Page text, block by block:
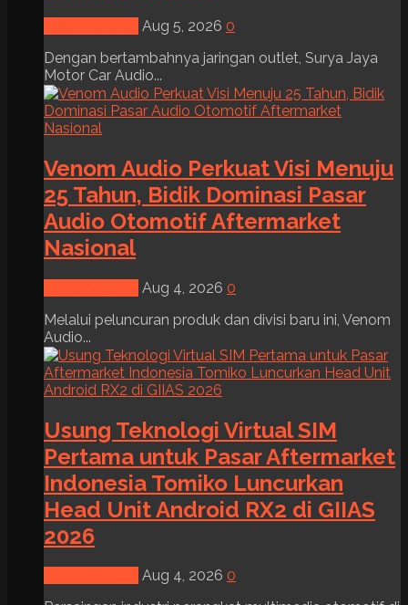
Aug 5, 2026 0
Dengan bertambahnya jaringan outlet, Surya Jaya
Motor Car Audio...
Venom Audio Perkuat Visi Menuju
25 Tahun, Bidik Dominasi Pasar
Audio Otomotif Aftermarket
Nasional
Aug 4, 2026 0
Melalui peluncuran produk dan divisi baru ini, Venom
Audio...
Usung Teknologi Virtual SIM
Pertama untuk Pasar Aftermarket
Indonesia Tomiko Luncurkan
Head Unit Android RX2 di GIIAS
2026
Aug 4, 2026 0